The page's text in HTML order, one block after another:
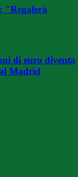
"Regalerà
di euro diventa
Madrid